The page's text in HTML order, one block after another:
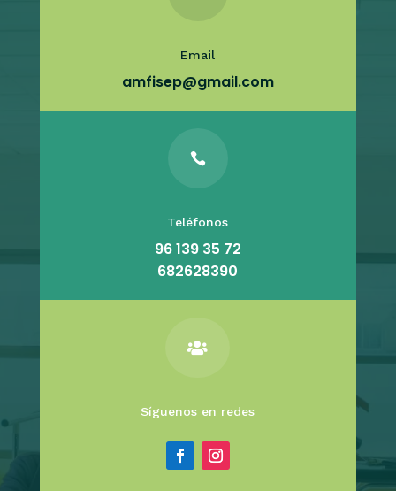
Email
amfisep@gmail.com

Teléfonos
96 139 35 72
682628390

Síguenos en redes